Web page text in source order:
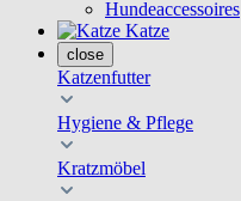
Hundeaccessoires
Katze
close
Katzenfutter
Hygiene & Pflege
Kratzmöbel